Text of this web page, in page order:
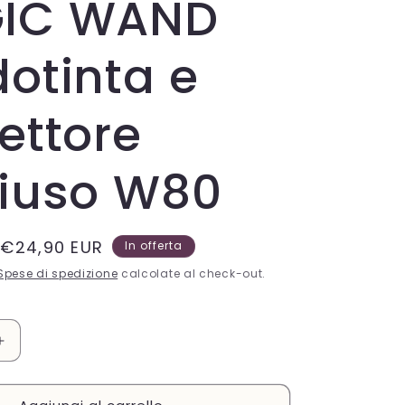
e
a
g
o
g
a
f
a
WAND
e
W80
Prezzo
scontato
€24,90 EUR
In offerta
di spedizione calcolate al check-out.
Aumenta